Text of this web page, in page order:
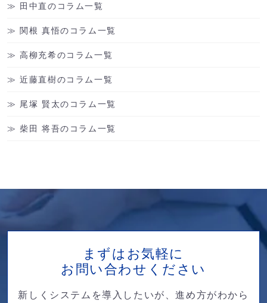
田中直のコラム一覧
関根 真悟のコラム一覧
高柳充希のコラム一覧
近藤直樹のコラム一覧
尾塚 賢太のコラム一覧
柴田 将吾のコラム一覧
まずはお気軽に
お問い合わせください
新しくシステムを導入したいが、進め方がわから